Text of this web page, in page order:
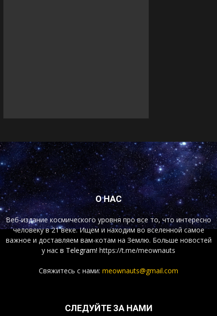
О НАС
Веб-издание космического уровня про все то, что интересно
человеку в 21 веке. Ищем и находим во вселенной самое
важное и доставляем вам-котам на Землю. Больше новостей
у нас в Telegram! https://t.me/meownauts
Свяжитесь с нами: meownauts@gmail.com
СЛЕДУЙТЕ ЗА НАМИ